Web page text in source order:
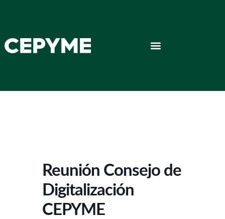
Reunión Consejo de
Digitalización
CEPYME